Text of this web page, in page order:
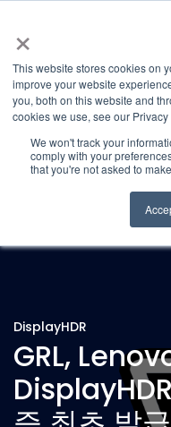
×
This website stores cookies on
improve your website
you, both on this website and
cookies we use, see our Privacy
We won't track your
comply with your
that you're not asked to
Latest News
DisplayHDR
GRL,